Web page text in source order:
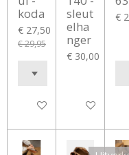
koda
€ 27,50
€ 29,95
In winkelwagen
sleut
elha
nger
€ 30,00
Houd mij op
€